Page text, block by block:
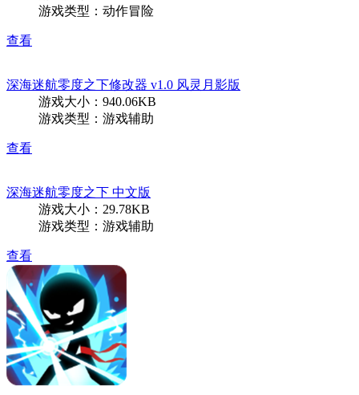
游戏类型：动作冒险
查看
深海迷航零度之下修改器 v1.0 风灵月影版
游戏大小：940.06KB
游戏类型：游戏辅助
查看
深海迷航零度之下 中文版
游戏大小：29.78KB
游戏类型：游戏辅助
查看